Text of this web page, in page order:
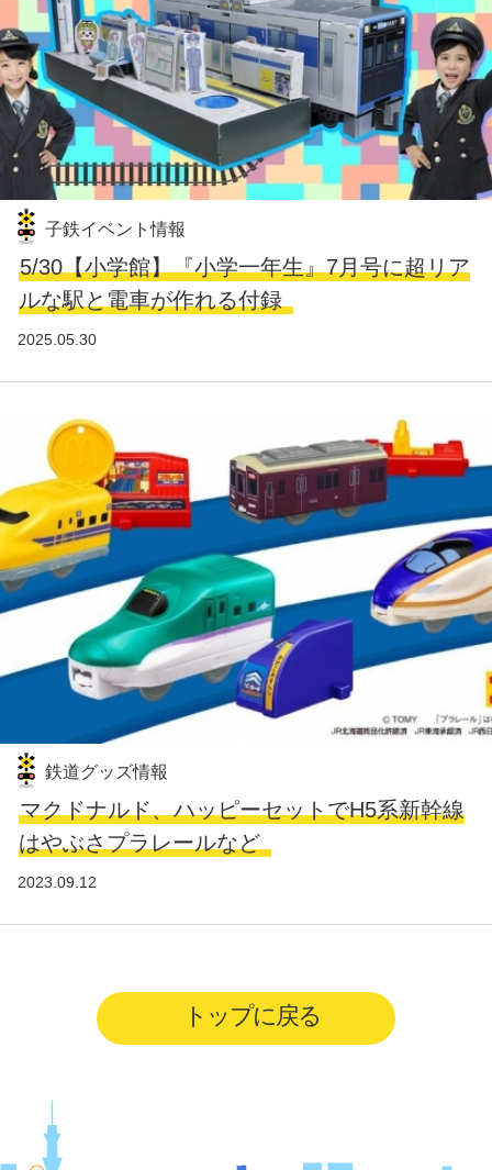
子鉄イベント情報
5/30【小学館】『小学一年生』7月号に超リア
ルな駅と電車が作れる付録
2025.05.30
鉄道グッズ情報
マクドナルド、ハッピーセットでH5系新幹線
はやぶさプラレールなど
2023.09.12
トップに戻る